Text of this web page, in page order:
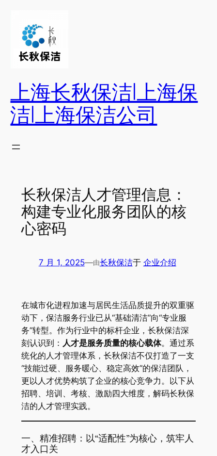
上海长秋保洁|上海保
洁|上海保洁公司
长秋保洁人才管理信息：
构建专业化服务团队的核
心密码
7 月 1, 2025—由长秋保洁于 企业介绍
在城市化进程加速与居民生活品质提升的双重驱
动下，保洁服务行业已从“基础清洁”向“专业服
务”转型。作为行业中的标杆企业，长秋保洁深
刻认识到： 人才是服务质量的核心载体。通过系
统化的人才管理体系，长秋保洁不仅打造了一支
“技能过硬、服务暖心、稳定高效”的保洁团队，
更以人才优势构筑了企业的核心竞争力。以下从
招聘、培训、考核、激励四大维度，解码长秋保
洁的人才管理实践。
一、精准招聘：以“适配性”为核心，筑牢人
才入口关